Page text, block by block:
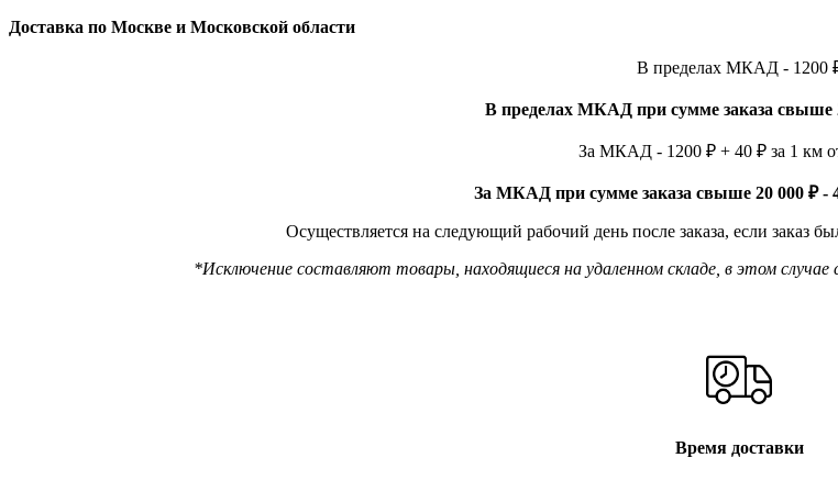
Доставка по Москве и Московской области
В пределах МКАД - 1200
В пределах МКАД при сумме заказа свыше
За МКАД - 1200 ₽ + 40 ₽ за 1 км
За МКАД при сумме заказа свыше 20 000 ₽
Осуществляется на следующий рабочий день после заказа, если заказ
*Исключение составляют товары, находящиеся на удаленном складе, в этом
Время доставки